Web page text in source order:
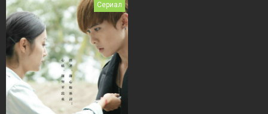
Сериал